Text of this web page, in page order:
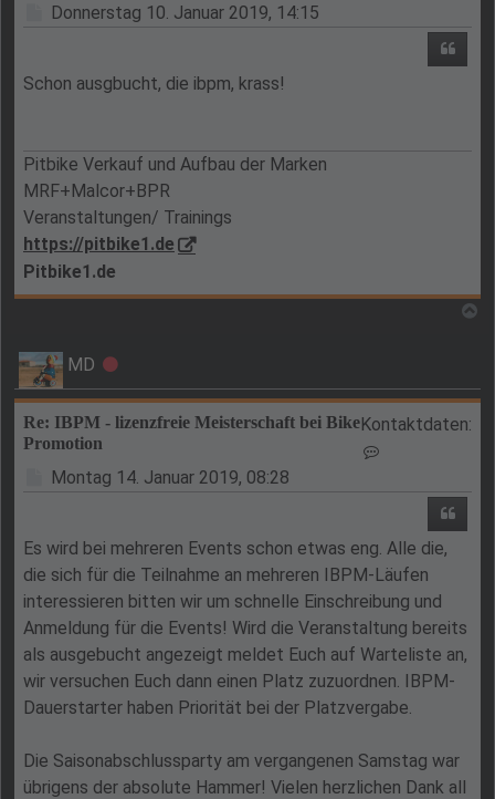
Beitrag
Donnerstag 10. Januar 2019, 14:15
Schon ausgbucht, die ibpm, krass!
Pitbike Verkauf und Aufbau der Marken
MRF+Malcor+BPR
Veranstaltungen/ Trainings
https://pitbike1.de
Pitbike1.de
MD Offline
Re: IBPM - lizenzfreie Meisterschaft bei Bike
Promotion
Kontaktdaten:
Beitrag
Montag 14. Januar 2019, 08:28
Es wird bei mehreren Events schon etwas eng. Alle die,
die sich für die Teilnahme an mehreren IBPM-Läufen
interessieren bitten wir um schnelle Einschreibung und
Anmeldung für die Events! Wird die Veranstaltung bereits
als ausgebucht angezeigt meldet Euch auf Warteliste an,
wir versuchen Euch dann einen Platz zuzuordnen. IBPM-
Dauerstarter haben Priorität bei der Platzvergabe.
Die Saisonabschlussparty am vergangenen Samstag war
übrigens der absolute Hammer! Vielen herzlichen Dank all